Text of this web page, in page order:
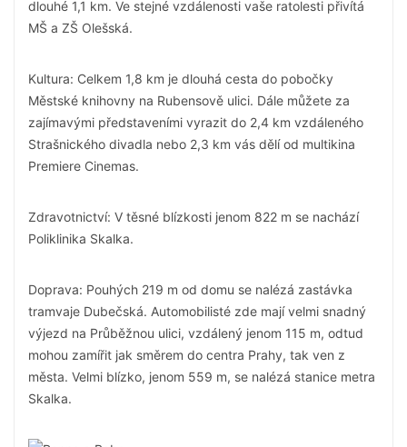
dlouhé 1,1 km. Ve stejné vzdálenosti vaše ratolesti přivítá
MŠ a ZŠ Olešská.
Kultura: Celkem 1,8 km je dlouhá cesta do pobočky
Městské knihovny na Rubensově ulici. Dále můžete za
zajímavými představeními vyrazit do 2,4 km vzdáleného
Strašnického divadla nebo 2,3 km vás dělí od multikina
Premiere Cinemas.
Zdravotnictví: V těsné blízkosti jenom 822 m se nachází
Poliklinika Skalka.
Doprava: Pouhých 219 m od domu se nalézá zastávka
tramvaje Dubečská. Automobilisté zde mají velmi snadný
výjezd na Průběžnou ulici, vzdálený jenom 115 m, odtud
mohou zamířit jak směrem do centra Prahy, tak ven z
města. Velmi blízko, jenom 559 m, se nalézá stanice metra
Skalka.